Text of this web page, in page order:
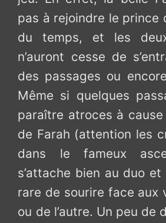
pas à rejoindre le prince
du temps, et les
n’auront cesse de
des passages ou
Même si quelques
paraître atroces à
de Farah (attention les
dans le fameux
s’attache bien au duo
rare de sourire face aux
ou de l’autre. Un peu de